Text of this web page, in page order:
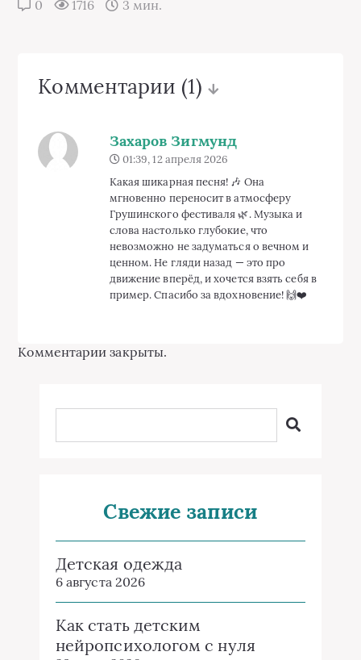
0 1716 3 мин.
Комментарии (1)
Захаров Зигмунд
01:39, 12 апреля 2026
Какая шикарная песня! 🎶 Она
мгновенно переносит в атмосферу
Грушинского фестиваля 🌿. Музыка и
слова настолько глубокие, что
невозможно не задуматься о вечном и
ценном. Не гляди назад — это про
движение вперёд, и хочется взять себя в
пример. Спасибо за вдохновение! 🙌❤️
Комментарии закрыты.
Свежие записи
Детская одежда
6 августа 2026
Как стать детским
нейропсихологом с нуля